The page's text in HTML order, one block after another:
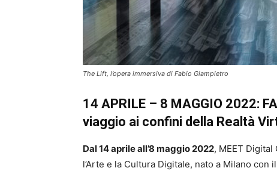
The Lift, l’opera immersiva di Fabio Giampietro
14 APRILE – 8 MAGGIO 2022:
viaggio ai confini della Realtà
Dal 14 aprile all’8 maggio 2022, MEET
l’Arte e la Cultura Digitale, nato a Milano